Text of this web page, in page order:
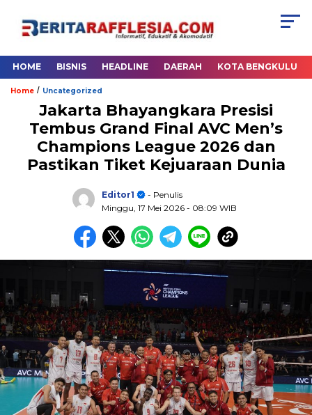
HOME BISNIS HEADLINE DAERAH KOTA BENGKULU
Home / Uncategorized
Jakarta Bhayangkara Presisi
Tembus Grand Final AVC Men’s
Champions League 2026 dan
Pastikan Tiket Kejuaraan Dunia
Editor1
- Penulis
Minggu, 17 Mei 2026 - 08:09 WIB